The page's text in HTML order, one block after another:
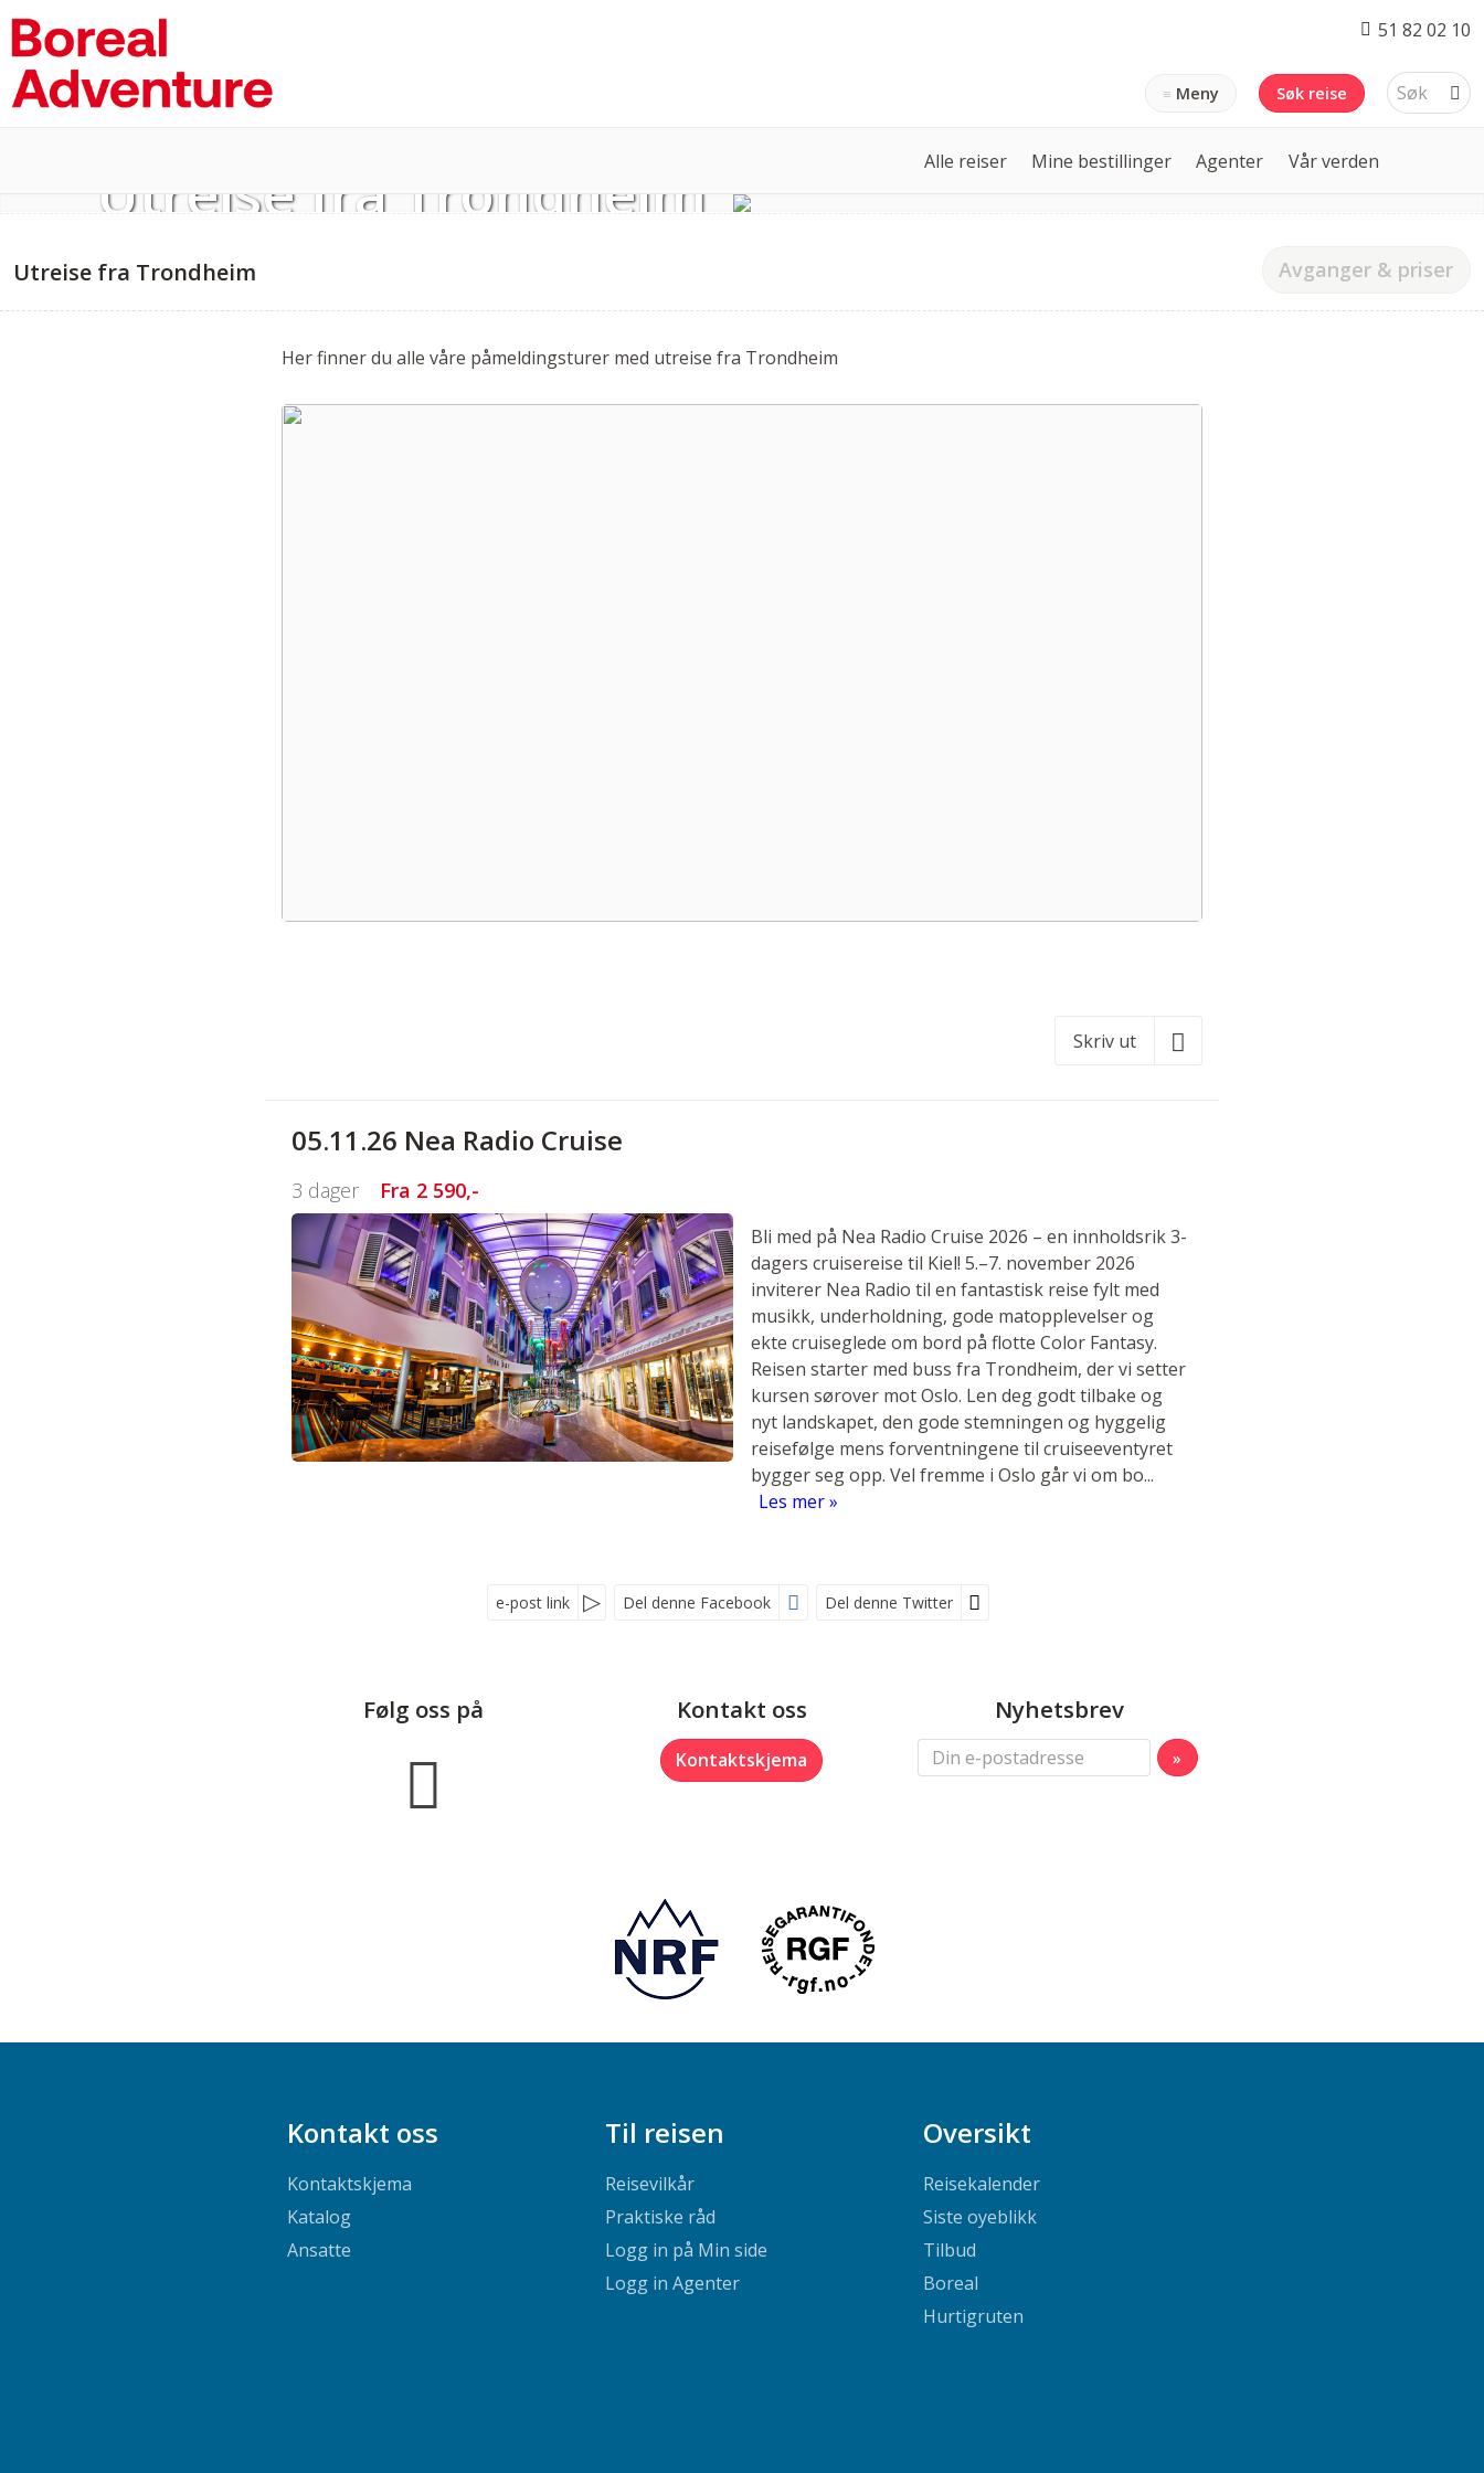
51 82 02 10
Meny Søk reise
Alle reiser Mine bestillinger Agenter Vår verden
Utreise fra Trondheim
Utreise fra Trondheim Avganger & priser
Her finner du alle våre påmeldingsturer med utreise fra Trondheim
Skriv ut
05.11.26 Nea Radio Cruise
3 dager Fra 2 590,-
Bli med på Nea Radio Cruise 2026 – en innholdsrik 3-
dagers cruisereise til Kiel! 5.–7. november 2026
inviterer Nea Radio til en fantastisk reise fylt med
musikk, underholdning, gode matopplevelser og
ekte cruiseglede om bord på flotte Color Fantasy.
Reisen starter med buss fra Trondheim, der vi setter
kursen sørover mot Oslo. Len deg godt tilbake og
nyt landskapet, den gode stemningen og hyggelig
reisefølge mens forventningene til cruiseeventyret
bygger seg opp. Vel fremme i Oslo går vi om bo...
Les mer
e-post link Del denne Facebook Del denne Twitter
Følg oss på Kontakt oss
Kontaktskjema
Nyhetsbrev
Kontakt oss
Kontaktskjema
Katalog
Ansatte
Til reisen
Reisevilkår
Praktiske råd
Logg in på Min side
Logg in Agenter
Oversikt
Reisekalender
Siste oyeblikk
Tilbud
Boreal
Hurtigruten